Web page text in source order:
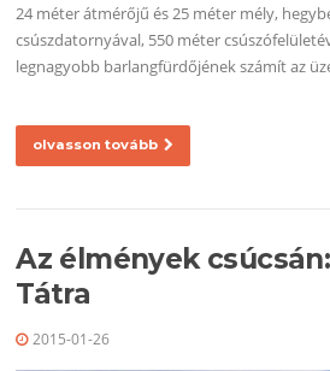
24 méter átmérőjű és 25 méter mély,
csúszdatornyával, 550 méter
legnagyobb barlangfürdőjének számít az
olvasson tovább
Az élmények
Tátra
2015-01-26